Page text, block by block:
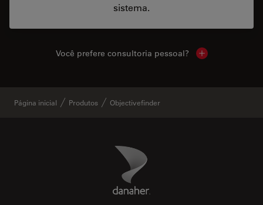
sistema.
Você prefere consultoria pessoal? Show local
Página inicial Produtos Objectivefinder
Danaher Logo